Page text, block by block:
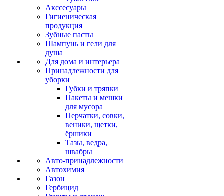
Акссесуары
Гигиеническая
продукция
Зубные пасты
Шампунь и гели для
душа
Для дома и интерьера
Принадлежности для
уборки
Губки и тряпки
Пакеты и мешки
для мусора
Перчатки, совки,
веники, щетки,
ёршики
Тазы, ведра,
швабры
Авто-принадлежности
Автохимия
Газон
Гербицид